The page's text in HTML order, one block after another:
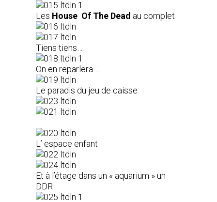
Les House Of The Dead au complet
Tiens tiens….
On en reparlera….
Le paradis du jeu de caisse
L’ espace enfant
Et à l’étage dans un « aquarium » un
DDR